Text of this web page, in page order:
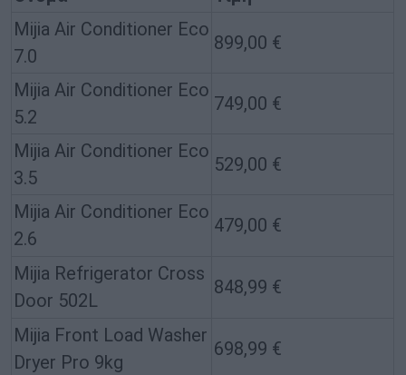
Mijia Air Conditioner Eco
7.0
899,00 €
Mijia Air Conditioner Eco
5.2
749,00 €
Mijia Air Conditioner Eco
3.5
529,00 €
Mijia Air Conditioner Eco
2.6
479,00 €
Mijia Refrigerator Cross
Door 502L
848,99 €
Mijia Front Load Washer
Dryer Pro 9kg
698,99 €